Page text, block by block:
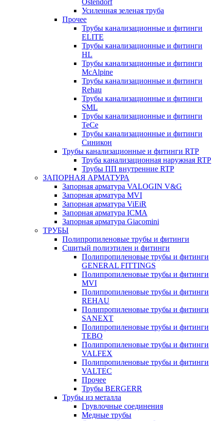
Ostendorf
Усиленная зеленая труба
Прочее
Трубы канализационные и фитинги
ELITE
Трубы канализационные и фитинги
HL
Трубы канализационные и фитинги
McAlpine
Трубы канализационные и фитинги
Rehau
Трубы канализационные и фитинги
SML
Трубы канализационные и фитинги
TeCe
Трубы канализационные и фитинги
Синикон
Трубы канализационные и фитинги RTP
Труба канализационная наружная RTP
Трубы ПП внутренние RTP
ЗАПОРНАЯ АРМАТУРА
Запорная арматура VALOGIN V&G
Запорная арматура MVI
Запорная арматура ViEiR
Запорная арматура ICMA
Запорная арматура Giacomini
ТРУБЫ
Полипропиленовые трубы и фитинги
Сшитый полиэтилен и фитинги
Полипропиленовые трубы и фитинги
GENERAL FITTINGS
Полипропиленовые трубы и фитинги
MVI
Полипропиленовые трубы и фитинги
REHAU
Полипропиленовые трубы и фитинги
SANEXT
Полипропиленовые трубы и фитинги
TEBO
Полипропиленовые трубы и фитинги
VALFEX
Полипропиленовые трубы и фитинги
VALTEC
Прочее
Трубы BERGERR
Трубы из металла
Грувлочные соединения
Медные трубы